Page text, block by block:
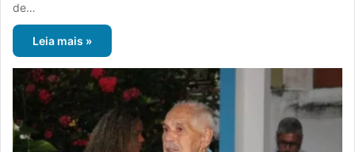
de…
Leia mais »